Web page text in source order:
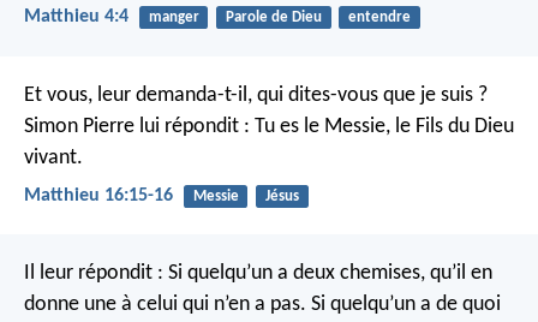
Matthieu 4:4 manger Parole de Dieu entendre
Et vous, leur demanda-t-il, qui dites-vous que je suis ?
Simon Pierre lui répondit : Tu es le Messie, le Fils du Dieu
vivant.
Matthieu 16:15-16 Messie Jésus
Il leur répondit : Si quelqu’un a deux chemises, qu’il en
donne une à celui qui n’en a pas. Si quelqu’un a de quoi